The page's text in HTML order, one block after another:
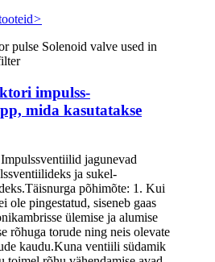
>
impulss-
mida kasutatakse
jagunevad
ja sukel-
põhimõte: 1. Kui
ole pingestatud, siseneb gaas
ülemise ja alumise
rõhuga torude ning neis olevate
kaudu.Kuna ventiili südamik